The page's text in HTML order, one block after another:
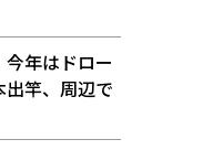
年はドロー
竿、周辺で